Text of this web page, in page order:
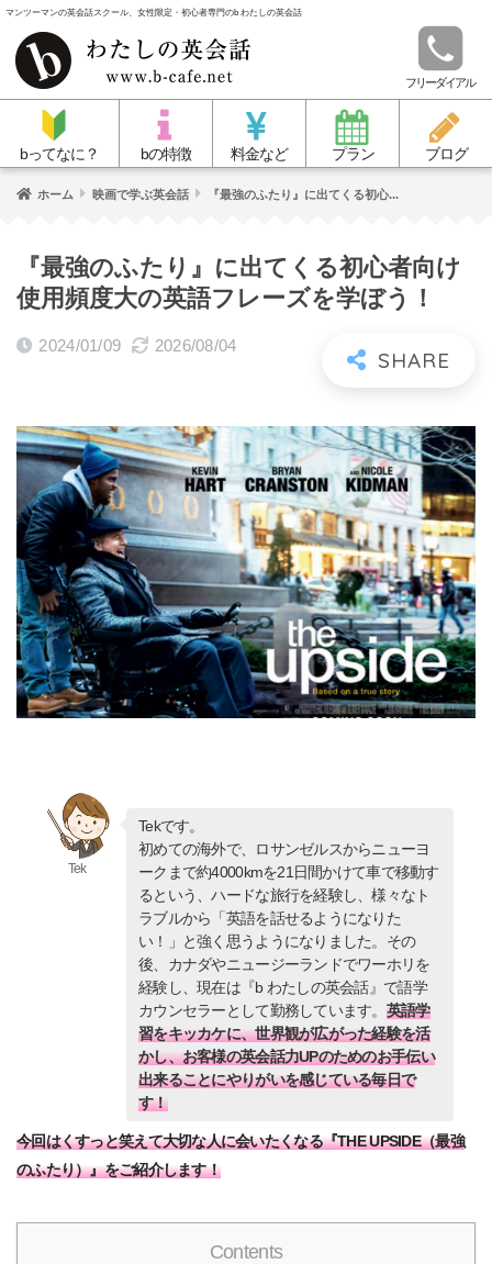
マンツーマンの英会話スクール、女性限定・初心者専門のb わたしの英会話
フリーダイアル
bってなに？ bの特徴 料金など プラン ブログ
ホーム 映画で学ぶ英会話 『最強のふたり』に出てくる初心...
『最強のふたり』に出てくる初心者向け
使用頻度大の英語フレーズを学ぼう！
2024/01/09 2026/08/04
Tek
Tekです。
初めての海外で、ロサンゼルスからニューヨ
ークまで約4000kmを21日間かけて車で移動す
るという、ハードな旅行を経験し、様々なト
ラブルから「英語を話せるようになりた
い！」と強く思うようになりました。その
後、カナダやニュージーランドでワーホリを
経験し、現在は『b わたしの英会話』で語学
カウンセラーとして勤務しています。 英語学
習をキッカケに、世界観が広がった経験を活
かし、お客様の英会話力UPのためのお手伝い
出来ることにやりがいを感じている毎日で
す！
今回はくすっと笑えて大切な人に会いたくなる『THE UPSIDE（最強
のふたり）』をご紹介します！
Contents